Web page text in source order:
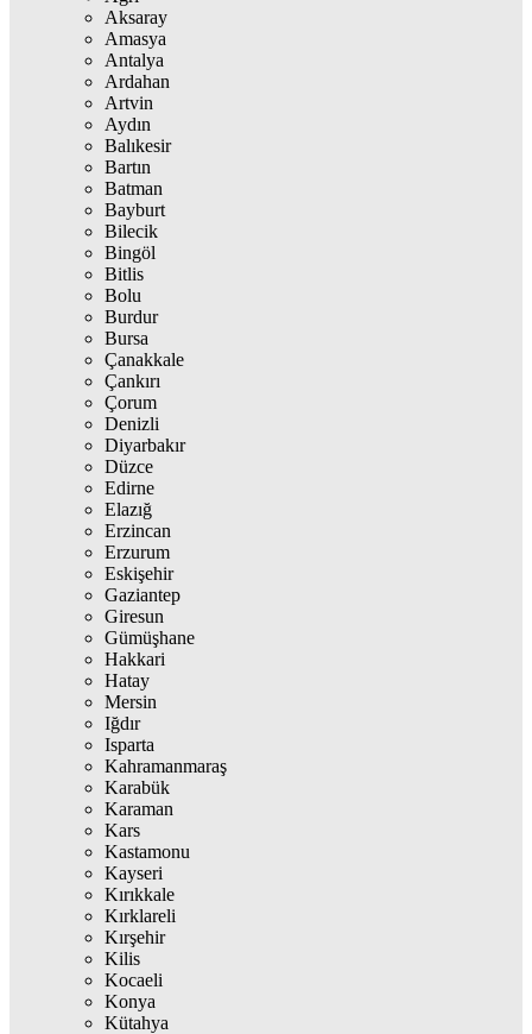
Aksaray
Amasya
Antalya
Ardahan
Artvin
Aydın
Balıkesir
Bartın
Batman
Bayburt
Bilecik
Bingöl
Bitlis
Bolu
Burdur
Bursa
Çanakkale
Çankırı
Çorum
Denizli
Diyarbakır
Düzce
Edirne
Elazığ
Erzincan
Erzurum
Eskişehir
Gaziantep
Giresun
Gümüşhane
Hakkari
Hatay
Mersin
Iğdır
Isparta
Kahramanmaraş
Karabük
Karaman
Kars
Kastamonu
Kayseri
Kırıkkale
Kırklareli
Kırşehir
Kilis
Kocaeli
Konya
Kütahya